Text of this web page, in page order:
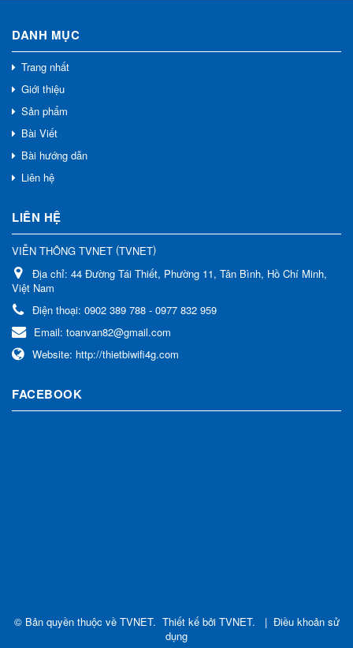
DANH MỤC
Trang nhất
Giới thiệu
Sản phẩm
Bài Viết
Bài hướng dẫn
Liên hệ
LIÊN HỆ
VIỄN THÔNG TVNET (TVNET)
Địa chỉ: 44 Đường Tái Thiết, Phường 11, Tân Bình, Hồ Chí Minh,
Việt Nam
Điện thoại: 0902 389 788 - 0977 832 959
Email: toanvan82@gmail.com
Website: http://thietbiwifi4g.com
FACEBOOK
© Bản quyền thuộc về TVNET. Thiết kế bởi TVNET. | Điều khoản sử
dụng